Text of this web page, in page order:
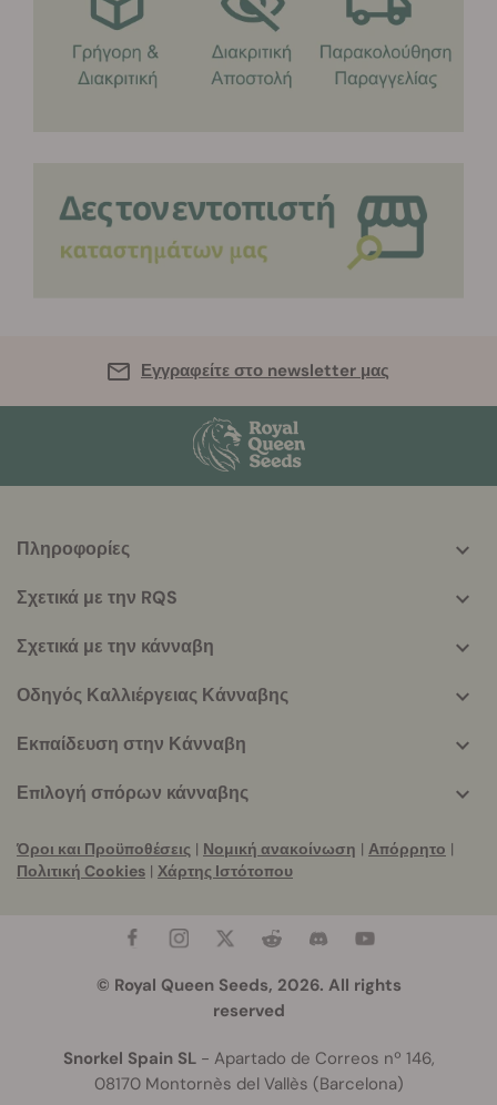
Εγγραφείτε στο newsletter μας
More
info
Πληροφορίες
Σχετικά με την RQS
Σχετικά με την κάνναβη
Οδηγός Καλλιέργειας Κάνναβης
Εκπαίδευση στην Κάνναβη
Επιλογή σπόρων κάνναβης
Όροι και Προϋποθέσεις | Νομική ανακοίνωση | Απόρρητο |
Πολιτική Cookies | Χάρτης Ιστότοπου
© Royal Queen Seeds, 2026. All rights
reserved
Snorkel Spain SL- Apartado de Correos nº 146,
08170 Montornès del Vallès (Barcelona)